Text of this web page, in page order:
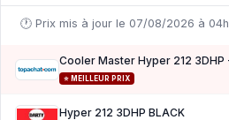
🕐 Prix mis à jour le 07/08/2026 à 04h
⭐ MEILLEUR PRIX
Hyper 212 3DHP BLACK